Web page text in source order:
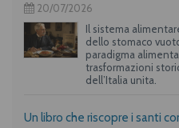
20/07/2026
Il sistema
dello stomaco
paradigma
trasformazioni
dell’Italia unita.
Un libro che riscopre i santi